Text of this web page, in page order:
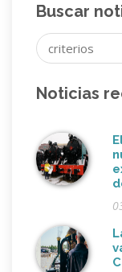
Buscar
Noticias